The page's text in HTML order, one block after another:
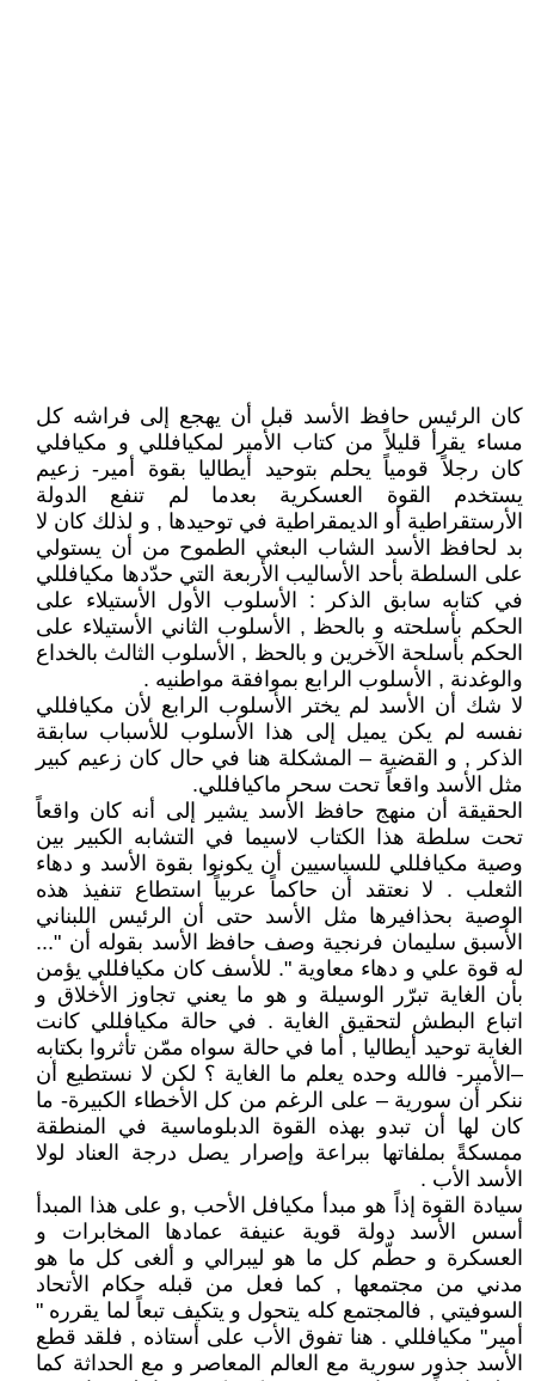
كان الرئيس حافظ الأسد قبل أن يهجع إلى فراشه كل
مساء يقرأ قليلاً من كتاب الأمير لمكيافللي و مكيافلي
كان رجلاً قومياً يحلم بتوحيد أيطاليا بقوة أمير- زعيم
يستخدم القوة العسكرية بعدما لم تنفع الدولة
الأرستقراطية أو الديمقراطية في توحيدها , و لذلك كان لا
بد لحافظ الأسد الشاب البعثي الطموح من أن يستولي
على السلطة بأحد الأساليب الأربعة التي حدّدها مكيافللي
في كتابه سابق الذكر : الأسلوب الأول الأستيلاء على
الحكم بأسلحته و بالحظ , الأسلوب الثاني الأستيلاء على
الحكم بأسلحة الآخرين و بالحظ , الأسلوب الثالث بالخداع
والوغدنة , الأسلوب الرابع بموافقة مواطنيه .
لا شك أن الأسد لم يختر الأسلوب الرابع لأن مكيافللي
نفسه لم يكن يميل إلى هذا الأسلوب للأسباب سابقة
الذكر , و القضية – المشكلة هنا في حال كان زعيم كبير
مثل الأسد واقعاً تحت سحر ماكيافللي.
الحقيقة أن منهج حافظ الأسد يشير إلى أنه كان واقعاً
تحت سلطة هذا الكتاب لاسيما في التشابه الكبير بين
وصية مكيافللي للسياسيين أن يكونوا بقوة الأسد و دهاء
الثعلب . لا نعتقد أن حاكماً عربياً استطاع تنفيذ هذه
الوصية بحذافيرها مثل الأسد حتى أن الرئيس اللبناني
الأسبق سليمان فرنجية وصف حافظ الأسد بقوله أن "...
له قوة علي و دهاء معاوية ". للأسف كان مكيافللي يؤمن
بأن الغاية تبرّر الوسيلة و هو ما يعني تجاوز الأخلاق و
اتباع البطش لتحقيق الغاية . في حالة مكيافللي كانت
الغاية توحيد أيطاليا , أما في حالة سواه ممّن تأثروا بكتابه
–الأمير- فالله وحده يعلم ما الغاية ؟ لكن لا نستطيع أن
ننكر أن سورية – على الرغم من كل الأخطاء الكبيرة- ما
كان لها أن تبدو بهذه القوة الدبلوماسية في المنطقة
ممسكةً بملفاتها ببراعة وإصرار يصل درجة العناد لولا
الأسد الأب .
سيادة القوة إذاً هو مبدأ مكيافل الأحب ,و على هذا المبدأ
أسس الأسد دولة قوية عنيفة عمادها المخابرات و
العسكرة و حطّم كل ما هو ليبرالي و ألغى كل ما هو
مدني من مجتمعها , كما فعل من قبله حكام الأتحاد
السوفيتي , فالمجتمع كله يتحول و يتكيف تبعاً لما يقرره "
أمير" مكيافللي . هنا تفوق الأب على أستاذه , فلقد قطع
الأسد جذور سورية مع العالم المعاصر و مع الحداثة كما